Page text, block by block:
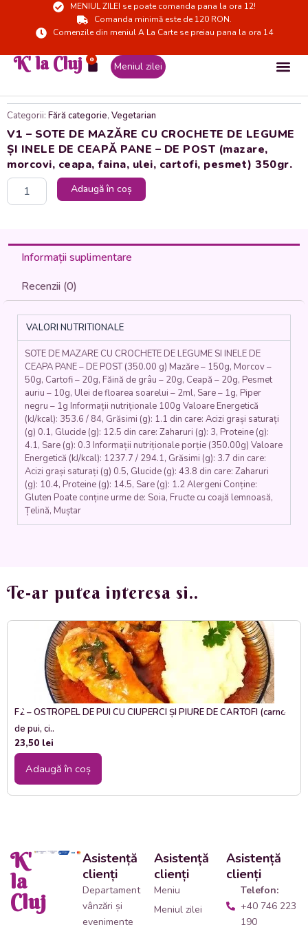
MENIUL ZILEI se poate comanda pana la ora 12!
Comanda minimă este de 120 RON.
Comenzile din meniul A La Carte se preiau pana la ora 14
K' la Cluj 0
Cart Meniul zilei
Categorii: Fără categorie, Vegetarian
V1 – SOTE DE MAZĂRE CU CROCHETE DE LEGUME
ȘI INELE DE CEAPĂ PANE – DE POST (mazare,
morcovi, ceapa, faina, ulei, cartofi, pesmet) 350gr.
Cantitate
MAZĂRE
CROCHETE
CEAPĂ
PANE
POST
(mazare,
morcovi,
ceapa,
faina,
cartofi,
pesmet)
350gr.
Adaugă în coș
Informații suplimentare
Recenzii (0)
VALORI NUTRITIONALE
SOTE DE MAZARE CU CROCHETE DE LEGUME SI INELE DE
CEAPA PANE – DE POST (350.00 g) Mazăre – 150g, Morcov –
50g, Cartofi – 20g, Făină de grâu – 20g, Ceapă – 20g, Pesmet
auriu – 10g, Ulei de floarea soarelui – 2ml, Sare – 1g, Piper
negru – 1g Informații nutriționale 100g Valoare Energetică
(kJ/kcal): 353.6 / 84, Grăsimi (g): 1.1 din care: Acizi grași saturați
(g) 0.1, Glucide (g): 12.5 din care: Zaharuri (g): 3, Proteine (g):
4.1, Sare (g): 0.3 Informații nutriționale porție (350.00g) Valoare
Energetică (kJ/kcal): 1237.7 / 294.1, Grăsimi (g): 3.7 din care:
Acizi grași saturați (g) 0.5, Glucide (g): 43.8 din care: Zaharuri
(g): 10.4, Proteine (g): 14.5, Sare (g): 1.2 Alergeni Conține:
Gluten Poate conține urme de: Soia, Fructe cu coajă lemnoasă,
Țelină, Muștar
Te-ar putea interesa si..
F2 – OSTROPEL DE PUI CU CIUPERCI ȘI PIURE DE CARTOFI (carne
de pui, ci..
23,50 lei
Adaugă în coș
K'
la
Cluj
Asistență
clienți
Departament
vânzări și
evenimente
Asistență
clienți
Meniu
Meniul zilei
Asistență
clienți
Telefon:
+40 746 223
190